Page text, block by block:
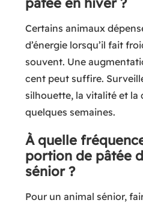
Certains animaux
d’énergie lorsqu’il fait
souvent. Une
cent peut suffire.
silhouette, la vitalité et la
quelques semaines.
À quelle
portion de pâtée
sénior ?
Pour un animal sénior,